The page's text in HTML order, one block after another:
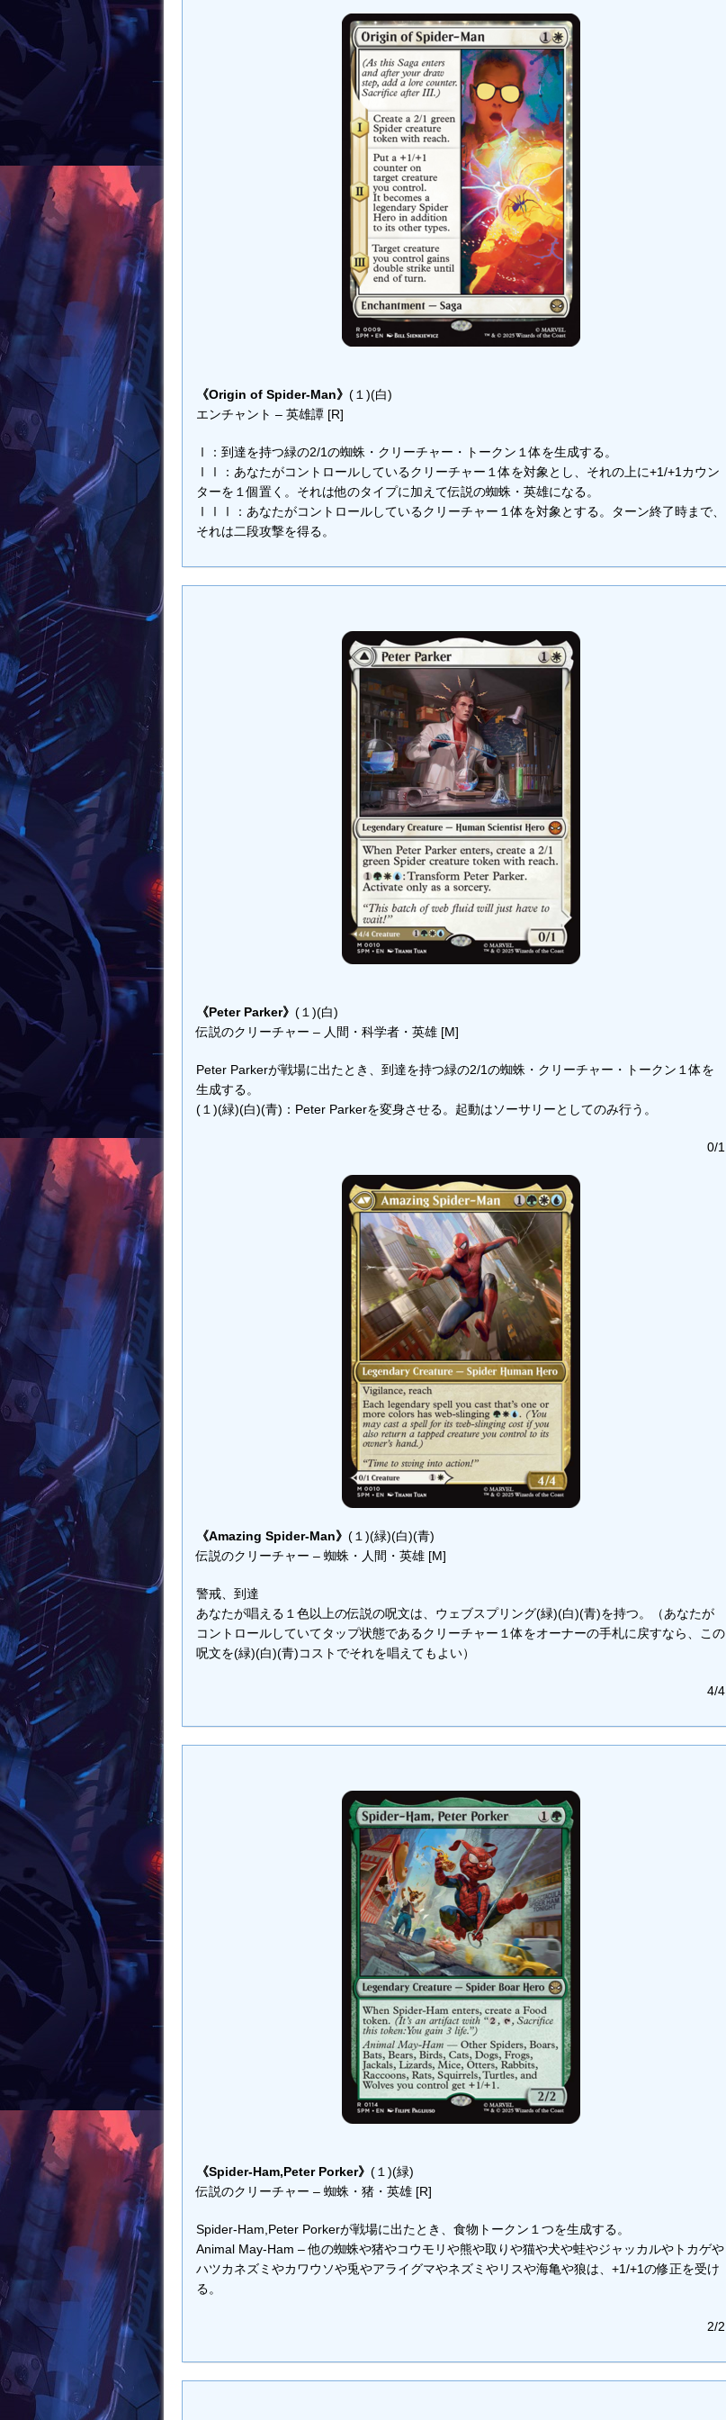
《Origin of Spider-Man》 (１)(白)
エンチャント – 英雄譚 [R]
Ⅰ：到達を持つ緑の2/1の蜘蛛・クリーチャー・トークン１体を生成する。
ⅠⅠ：あなたがコントロールしているクリーチャー１体を対象とし、それの上に+1/+1カウン
ターを１個置く。それは他のタイプに加えて伝説の蜘蛛・英雄になる。
ⅠⅠⅠ：あなたがコントロールしているクリーチャー１体を対象とする。ターン終了時まで、
それは二段攻撃を得る。
《Peter Parker》 (１)(白)
伝説のクリーチャー – 人間・科学者・英雄 [M]
Peter Parkerが戦場に出たとき、到達を持つ緑の2/1の蜘蛛・クリーチャー・トークン１体を
生成する。
(１)(緑)(白)(青)：Peter Parkerを変身させる。起動はソーサリーとしてのみ行う。
0/1
《Amazing Spider-Man》 (１)(緑)(白)(青)
伝説のクリーチャー – 蜘蛛・人間・英雄 [M]
警戒、到達
あなたが唱える１色以上の伝説の呪文は、ウェブスプリング(緑)(白)(青)を持つ。（あなたが
コントロールしていてタップ状態であるクリーチャー１体をオーナーの手札に戻すなら、この
呪文を(緑)(白)(青)コストでそれを唱えてもよい）
4/4
《Spider-Ham,Peter Porker》 (１)(緑)
伝説のクリーチャー – 蜘蛛・猪・英雄 [R]
Spider-Ham,Peter Porkerが戦場に出たとき、食物トークン１つを生成する。
Animal May-Ham – 他の蜘蛛や猪やコウモリや熊や取りや猫や犬や蛙やジャッカルやトカゲや
ハツカネズミやカワウソや兎やアライグマやネズミやリスや海亀や狼は、+1/+1の修正を受け
る。
2/2